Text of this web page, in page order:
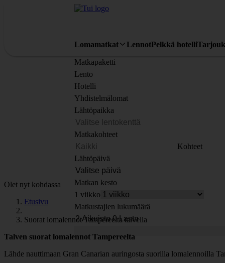
Lomamatkat LennotPelkkä hotelli
Matkapaketti
Lento
Hotelli
Yhdistelmälomat
Lähtöpaikka
Matkakohteet
Kohteet
Lähtöpäivä
Matkan kesto
1 viikko
Matkustajien lukumäärä
Olet nyt kohdassa
Etusivu
Suorat lomalennot Tampereelta talvella
Talven suorat lomalennot Tampereelta
Lähde nauttimaan Gran Canarian auringosta suorilla lomalennoilla